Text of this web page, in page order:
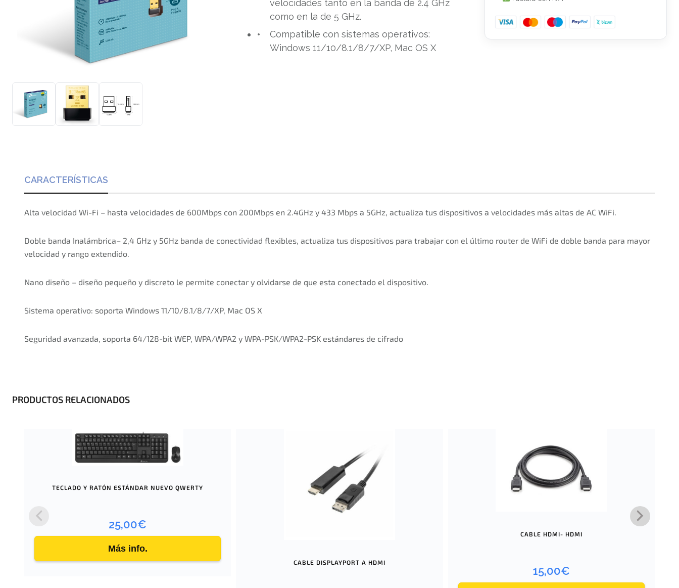
velocidades tanto en la banda de 2.4 GHz
como en la de 5 GHz.
Compatible con sistemas operativos:
Windows 11/10/8.1/8/7/XP, Mac OS X
CARACTERÍSTICAS
Alta velocidad Wi-Fi – hasta velocidades de 600Mbps con 200Mbps en 2.4GHz y 433 Mbps a 5GHz, actualiza tus dispositivos a velocidades más altas de AC WiFi.
Doble banda Inalámbrica– 2,4 GHz y 5GHz banda de conectividad flexibles, actualiza tus dispositivos para trabajar con el último router de WiFi de doble banda para mayor
velocidad y rango extendido.
Nano diseño – diseño pequeño y discreto le permite conectar y olvidarse de que esta conectado el dispositivo.
Sistema operativo: soporta Windows 11/10/8.1/8/7/XP, Mac OS X
Seguridad avanzada, soporta 64/128-bit WEP, WPA/WPA2 y WPA-PSK/WPA2-PSK estándares de cifrado
PRODUCTOS RELACIONADOS
TECLADO Y RATÓN ESTÁNDAR NUEVO QWERTY
25,00€
Más info.
CABLE DISPLAYPORT A HDMI
CABLE HDMI- HDMI
15,00€